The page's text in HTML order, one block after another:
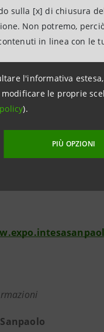
sulla [x] di chiusura
Non potremo,
in linea con le
l'informativa
le proprie
).
PIÙ OPZIONI
Farnese vengono
dell’anno del
come migliori vini
trofei internazionali.
grandi vini
delle uve;
che, dicono in
in vini
di energia